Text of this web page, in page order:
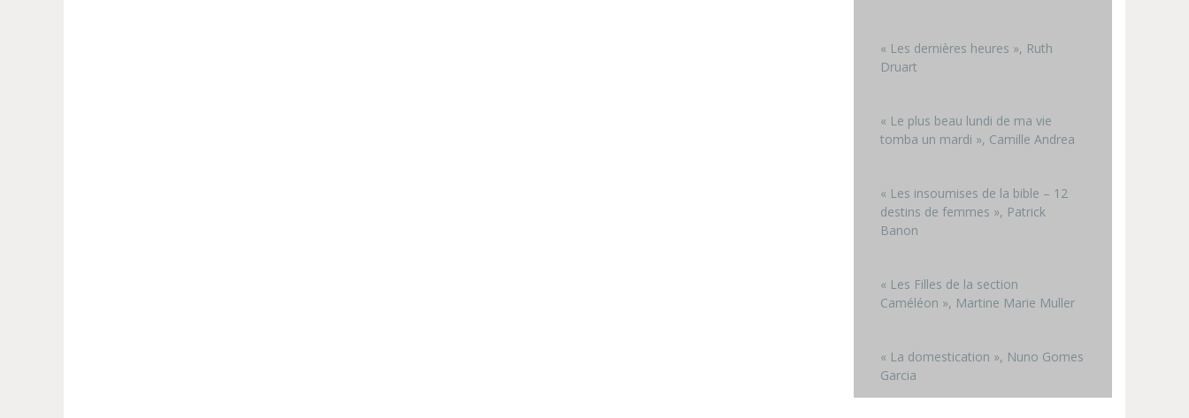
« Les dernières heures », Ruth
Druart
« Le plus beau lundi de ma vie
tomba un mardi », Camille Andrea
« Les insoumises de la bible – 12
destins de femmes », Patrick
Banon
« Les Filles de la section
Caméléon », Martine Marie Muller
« La domestication », Nuno Gomes
Garcia